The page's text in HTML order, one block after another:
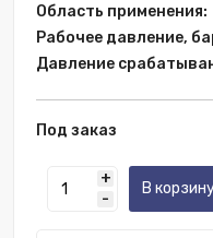
Область применения:
Рабочее давление,
Давление
Под заказ
+
-
В